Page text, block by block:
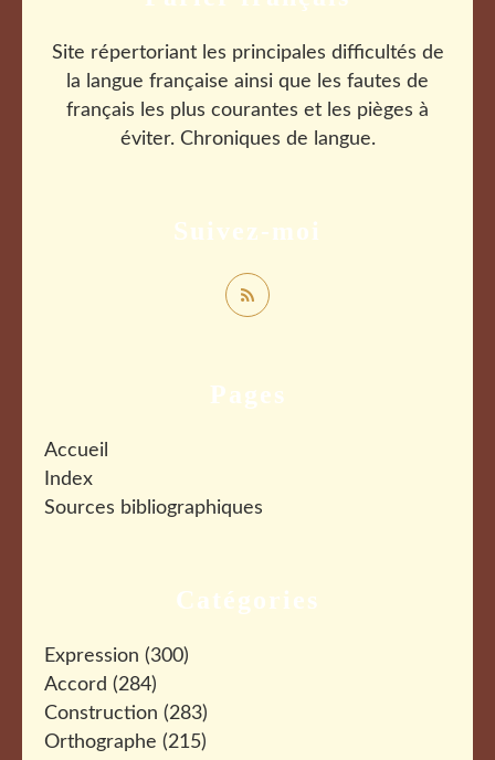
Catégories
Expression (300)
Accord (284)
Construction (283)
Orthographe (215)
Pages
Accueil
Index
Sources bibliographiques
Suivez-moi
Site répertoriant les principales difficultés de
la langue française ainsi que les fautes de
français les plus courantes et les pièges à
éviter. Chroniques de langue.